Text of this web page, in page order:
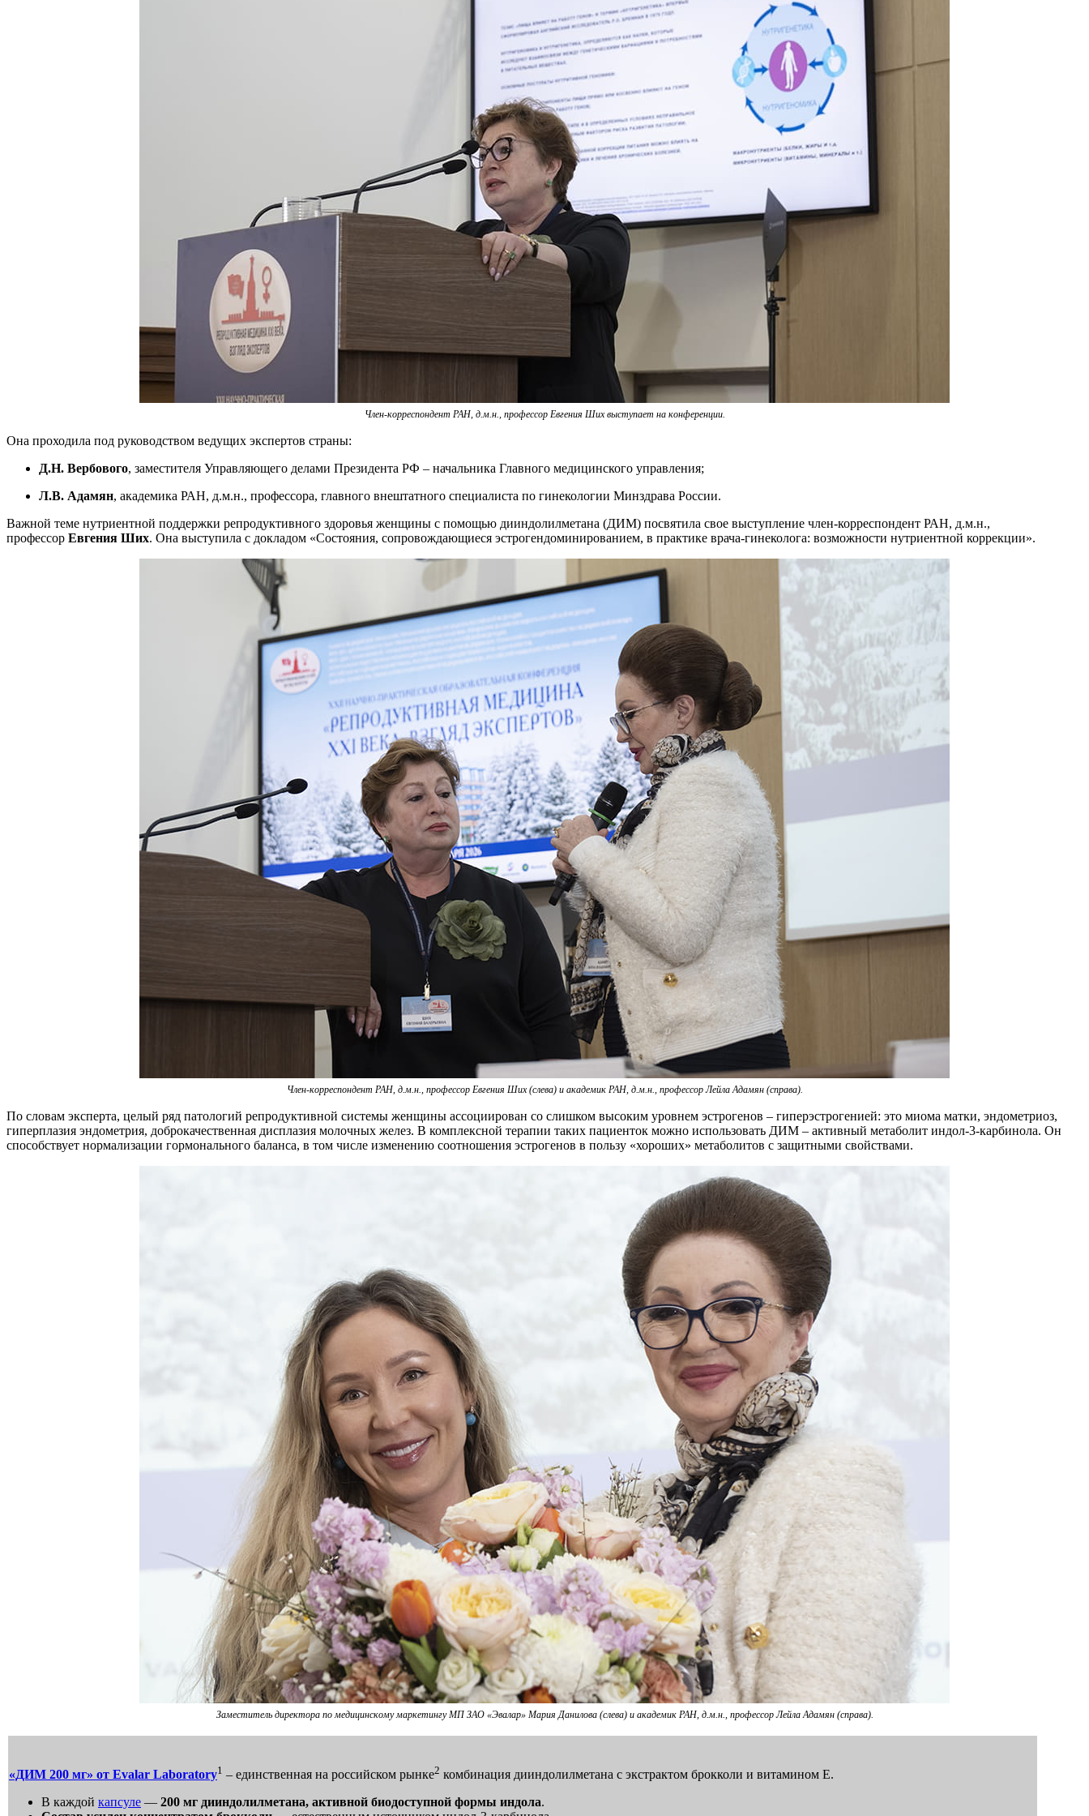
Член-корреспондент РАН, д.м.н., профессор Евгения Ших выступает на конференции.
Она проходила под руководством ведущих экспертов страны:
Д.Н. Вербового, заместителя Управляющего делами Президента РФ – начальника Главного медицинского управления;
Л.В. Адамян, академика РАН, д.м.н., профессора, главного внештатного специалиста по гинекологии Минздрава России.
Важной теме нутриентной поддержки репродуктивного здоровья женщины с помощью дииндолилметана (ДИМ) посвятила свое выступление член-корреспондент РАН, д.м.н.,
профессор Евгения Ших. Она выступила с докладом «Состояния, сопровождающиеся эстрогендоминированием, в практике врача-гинеколога: возможности нутриентной коррекции».
Член-корреспондент РАН, д.м.н., профессор Евгения Ших (слева) и академик РАН, д.м.н., профессор Лейла Адамян (справа).
По словам эксперта, целый ряд патологий репродуктивной системы женщины ассоциирован со слишком высоким уровнем эстрогенов – гиперэстрогенией: это миома матки, эндометриоз,
гиперплазия эндометрия, доброкачественная дисплазия молочных желез. В комплексной терапии таких пациенток можно использовать ДИМ – активный метаболит индол-3-карбинола. Он
способствует нормализации гормонального баланса, в том числе изменению соотношения эстрогенов в пользу «хороших» метаболитов с защитными свойствами.
Заместитель директора по медицинскому маркетингу МП ЗАО «Эвалар» Мария Данилова (слева) и академик РАН, д.м.н., профессор Лейла Адамян (справа).
«ДИМ 200 мг» от Evalar Laboratory1 – единственная на российском рынке2 комбинация дииндолилметана с экстрактом брокколи и витамином Е.
В каждой капсуле — 200 мг дииндолилметана, активной биодоступной формы индола.